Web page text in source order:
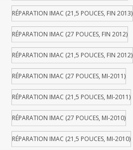
RÉPARATION IMAC (21,5 POUCES, FIN 2013)
RÉPARATION IMAC (27 POUCES, FIN 2012)
RÉPARATION IMAC (21,5 POUCES, FIN 2012)
RÉPARATION IMAC (27 POUCES, MI-2011)
RÉPARATION IMAC (21,5 POUCES, MI-2011)
RÉPARATION IMAC (27 POUCES, MI-2010)
RÉPARATION IMAC (21,5 POUCES, MI-2010)